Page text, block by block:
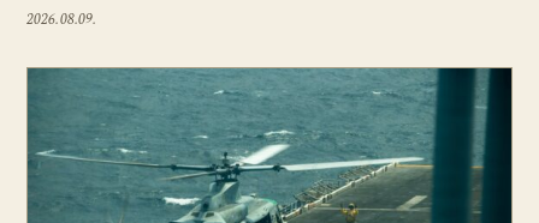
2026.08.09.